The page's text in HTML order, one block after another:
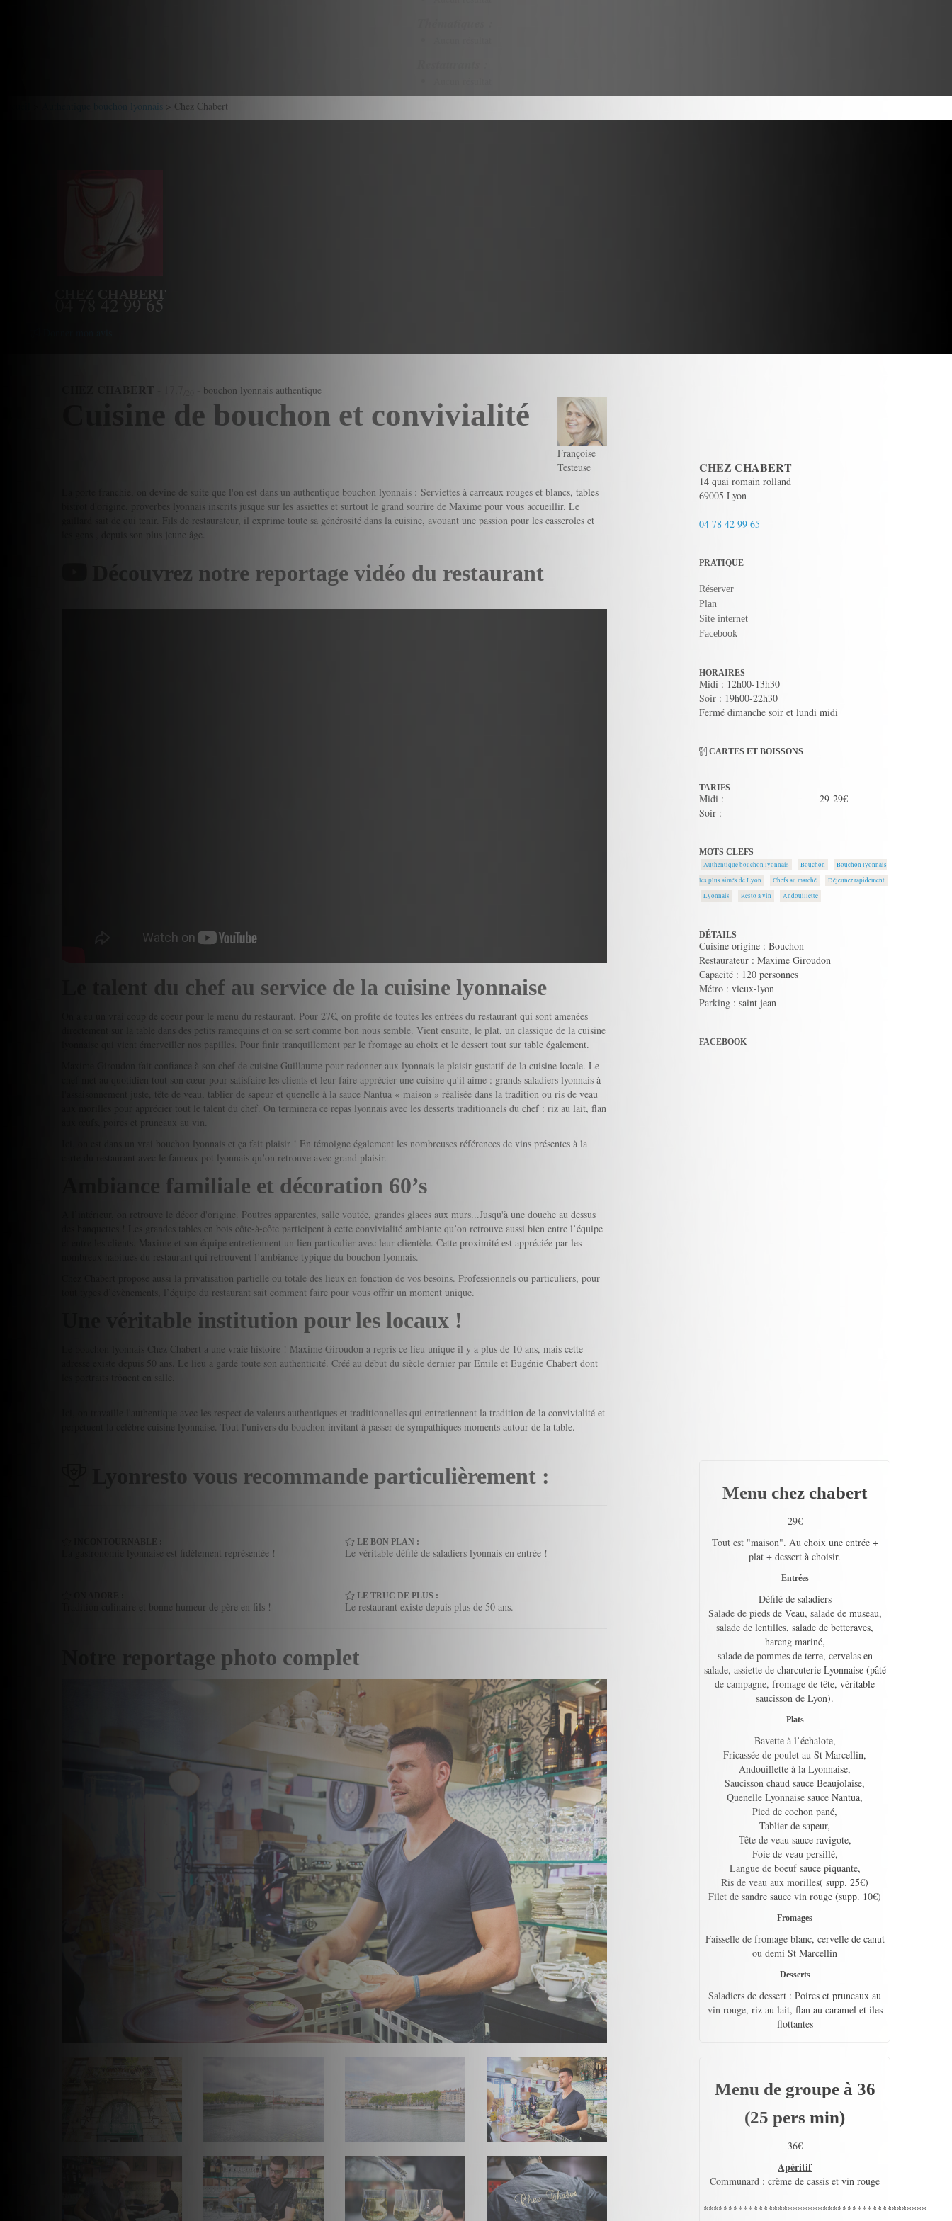
Authentique bouchon lyonnais > Chez Chabert
CHEZ CHABERT
04 78 42 99 65
CHEZ CHABERT bouchon lyonnais authentique
Cuisine de bouchon et convivialité
Françoise
Testeuse
La porte franchie, on devine de suite que l'on est dans un authentique bouchon lyonnais : Serviettes à carreaux rouges et blancs, tables
bistrot d'origine, proverbes lyonnais inscrits jusque sur les assiettes et surtout le grand sourire de Maxime pour vous accueillir. Le
gaillard sait de qui tenir. Fils de restaurateur, il exprime toute sa générosité dans la cuisine, avouant une passion pour les casseroles et
les gens , depuis son plus jeune âge.
Découvrez notre reportage vidéo du restaurant
Le talent du chef au service de la cuisine lyonnaise
On a eu un vrai coup de coeur pour le menu du restaurant. Pour 27€, on profite de toutes les entrées du restaurant qui sont amenées
directement sur la table dans des petits ramequins et on se sert comme bon nous semble. Vient ensuite, le plat, un classique de la cuisine
lyonnaise qui vient émerveiller nos papilles. Pour finir tranquillement par le fromage au choix et le dessert tout sur table également.
Maxime Giroudon fait confiance à son chef de cuisine Guillaume pour redonner aux lyonnais le plaisir gustatif de la cuisine locale. Le
chef met au quotidien tout son cœur pour satisfaire les clients et leur faire apprécier une cuisine qu'il aime : grands saladiers lyonnais à
l'assaisonnement juste, tête de veau, tablier de sapeur et quenelle à la sauce Nantua « maison » réalisée dans la tradition ou ris de veau
aux morilles pour apprécier tout le talent du chef. On terminera ce repas lyonnais avec les desserts traditionnels du chef : riz au lait, flan
aux œufs, poires et pruneaux au vin.
Ici, on est dans un vrai bouchon lyonnais et ça fait plaisir ! En témoigne également les nombreuses références de vins présentes à la
carte du restaurant avec le fameux pot lyonnais qu’on retrouve avec grand plaisir.
Ambiance familiale et décoration 60’s
À l’intérieur, on retrouve le décor d'origine. Poutres apparentes, salle voutée, grandes glaces aux murs...Jusqu'à une douche au dessus
des banquettes ! Les grandes tables en bois côte-à-côte participent à cette convivialité ambiante qu’on retrouve aussi bien entre l’équipe
et entre les clients. Maxime et son équipe entretiennent un lien particulier avec leur clientèle. Cette proximité est appréciée par les
nombreux habitués du restaurant qui retrouvent l’ambiance typique du bouchon lyonnais.
Chez Chabert propose aussi la privatisation partielle ou totale des lieux en fonction de vos besoins. Professionnels ou particuliers, pour
tout types d’évènements, l’équipe du restaurant sait comment faire pour vous offrir un moment unique.
Une véritable institution pour les locaux !
Le bouchon lyonnais Chez Chabert a une vraie histoire ! Maxime Giroudon a repris ce lieu unique il y a plus de 10 ans, mais cette
adresse existe depuis 50 ans. Le lieu a gardé toute son authenticité. Créé au début du siècle dernier par Emile et Eugénie Chabert dont
les portraits trônent en salle.
Ici, on travaille l'authentique avec les respect de valeurs authentiques et traditionnelles qui entretiennent la tradition de la convivialité et
perpétuent la célèbre cuisine lyonnaise. Tout l'univers du bouchon invitant à passer de sympathiques moments autour de la table.
Lyonresto vous recommande particulièrement :
La gastronomie lyonnaise est fidèlement représentée !
Tradition culinaire et bonne humeur de père en fils !
LE BON PLAN :
Le véritable défilé de saladiers lyonnais en entrée !
LE TRUC DE PLUS :
Le restaurant existe depuis plus de 50 ans.
Notre reportage photo complet
CHEZ CHABERT
14 quai romain rolland
69005 Lyon
04 78 42 99 65
PRATIQUE
Réserver
Plan
Site internet
Facebook
HORAIRES
Midi : 12h00-13h30
Soir : 19h00-22h30
Fermé dimanche soir et lundi midi
CARTES ET BOISSONS
TARIFS
Midi :
Soir :
29-29€
MOTS CLEFS
Authentique bouchon lyonnais Bouchon
Bouchon lyonnais
les plus aimés de Lyon
Chefs au marché
Déjeuner rapidement
Lyonnais
Resto à vin Andouillette
DÉTAILS
Cuisine origine : Bouchon
Restaurateur : Maxime Giroudon
Capacité : 120 personnes
Métro : vieux-lyon
Parking : saint jean
FACEBOOK
Menu chez chabert
29€
Tout est "maison". Au choix une entrée +
plat + dessert à choisir.
Entrées
Défilé de saladiers
Salade de pieds de Veau, salade de museau,
salade de lentilles, salade de betteraves,
hareng mariné,
salade de pommes de terre, cervelas en
salade, assiette de charcuterie Lyonnaise (pâté
de campagne, fromage de tête, véritable
saucisson de Lyon).
Plats
Bavette à l’échalote,
Fricassée de poulet au St Marcellin,
Andouillette à la Lyonnaise,
Saucisson chaud sauce Beaujolaise,
Quenelle Lyonnaise sauce Nantua,
Pied de cochon pané,
Tablier de sapeur,
Tête de veau sauce ravigote,
Foie de veau persillé,
Langue de boeuf sauce piquante,
Ris de veau aux morilles( supp. 25€)
Filet de sandre sauce vin rouge (supp. 10€)
Fromages
Faisselle de fromage blanc, cervelle de canut
ou demi St Marcellin
Desserts
Saladiers de dessert : Poires et pruneaux au
vin rouge, riz au lait, flan au caramel et iles
flottantes
Menu de groupe à 36
(25 pers min)
36€
Apéritif
Communard : crème de cassis et vin rouge
*********************************************